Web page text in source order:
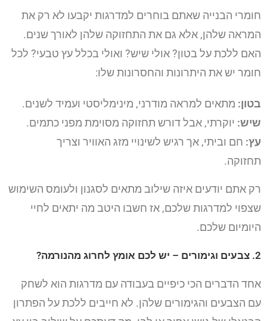
חומרי הבנייה שאתם בוחרים למדרגות יקבעו לא רק את
המראה שלהן, אלא גם את התחזוקה שלהן לאורך שנים.
האם ללכת על בטון? אולי שיש? ואולי בכלל עץ טבעי? לכל
חומר יש את היתרונות והחסרונות שלו:
בטון: מתאים למראה מודרני, מינימליסטי ועמיד לשנים.
שיש: יוקרתי, אבל דורש תחזוקה מסוימת מפני כתמים.
עץ: חם וביתי, אך רגיש לשינויי מזג האוויר וצריך
תחזוקה.
רק אתם יודעים איזה שילוב מתאים לסגנון ולעומס השימוש
שצפוי למדרגות שלכם, אז חשבו היטב מה יתאים לחיי
היומיום שלכם.
2. צבעים וגימורים – יש לכם אומץ לחרוג מהנורמה?
אחד הדברים הכי כיפיים בעבודה עם מדרגות הוא לשחק
עם הצבעים והגימורים שלהן. לא חייבים ללכת על הפתרון